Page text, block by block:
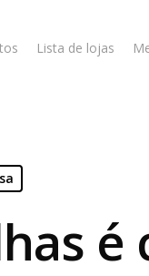
Lista de lojas
é